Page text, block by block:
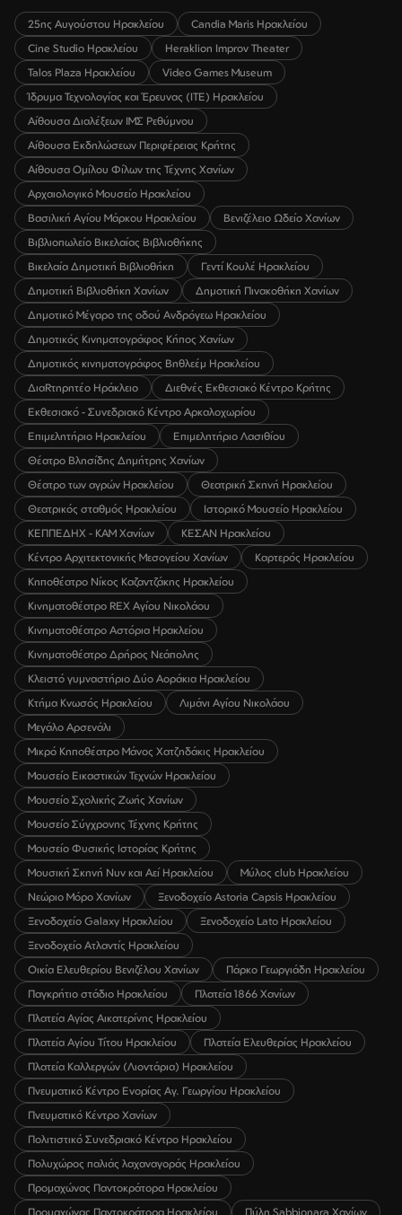
25ης Αυγούστου Ηρακλείου
Candia Maris Ηρακλείου
Cine Studio Ηρακλείου
Heraklion Improv Theater
Talos Plaza Ηρακλείου
Video Games Museum
Ίδρυμα Τεχνολογίας και Έρευνας (ΙΤΕ) Ηρακλείου
Αίθουσα Διαλέξεων ΙΜΣ Ρεθύμνου
Αίθουσα Εκδηλώσεων Περιφέρειας Κρήτης
Αίθουσα Ομίλου Φίλων της Τέχνης Χανίων
Αρχαιολογικό Μουσείο Ηρακλείου
Βασιλική Αγίου Μάρκου Ηρακλείου
Βενιζέλειο Ωδείο Χανίων
Βιβλιοπωλείο Βικελαίας Βιβλιοθήκης
Βικελαία Δημοτική Βιβλιοθήκη
Γεντί Κουλέ Ηρακλείου
Δημοτική Βιβλιοθήκη Χανίων
Δημοτική Πινακοθήκη Χανίων
Δημοτικό Μέγαρο της οδού Ανδρόγεω Ηρακλείου
Δημοτικός Κινηματογράφος Κήπος Χανίων
Δημοτικός κινηματογράφος Βηθλεέμ Ηρακλείου
ΔιαRτηρητέο Ηράκλειο
Διεθνές Εκθεσιακό Κέντρο Κρήτης
Εκθεσιακό - Συνεδριακό Κέντρο Αρκαλοχωρίου
Επιμελητήριο Ηρακλείου
Επιμελητήριο Λασιθίου
Θέατρο Βλησίδης Δημήτρης Χανίων
Θέατρο των αγρών Ηρακλείου
Θεατρική Σκηνή Ηρακλείου
Θεατρικός σταθμός Ηρακλείου
Ιστορικό Μουσείο Ηρακλείου
ΚΕΠΠΕΔΗΧ - ΚΑΜ Χανίων
ΚΕΣΑΝ Ηρακλείου
Κέντρο Αρχιτεκτονικής Μεσογείου Χανίων
Καρτερός Ηρακλείου
Κηποθέατρο Νίκος Καζαντζάκης Ηρακλείου
Κινηματοθέατρο REX Αγίου Νικολάου
Κινηματοθέατρο Αστόρια Ηρακλείου
Κινηματοθέατρο Δρήρος Νεάπολης
Κλειστό γυμναστήριο Δύο Αοράκια Ηρακλείου
Κτήμα Κνωσός Ηρακλείου
Λιμάνι Αγίου Νικολάου
Μεγάλο Αρσενάλι
Μικρό Κηποθέατρο Μάνος Χατζηδάκις Ηρακλείου
Μουσείο Εικαστικών Τεχνών Ηρακλείου
Μουσείο Σχολικής Ζωής Χανίων
Μουσείο Σύγχρονης Τέχνης Κρήτης
Μουσείο Φυσικής Ιστορίας Κρήτης
Μουσική Σκηνή Νυν και Αεί Ηρακλείου
Μύλος club Ηρακλείου
Νεώριο Μόρο Χανίων
Ξενοδοχείο Astoria Capsis Ηρακλείου
Ξενοδοχείο Galaxy Ηρακλείου
Ξενοδοχείο Lato Ηρακλείου
Ξενοδοχείο Ατλαντίς Ηρακλείου
Οικία Ελευθερίου Βενιζέλου Χανίων
Πάρκο Γεωργιάδη Ηρακλείου
Παγκρήτιο στάδιο Ηρακλείου
Πλατεία 1866 Χανίων
Πλατεία Αγίας Αικατερίνης Ηρακλείου
Πλατεία Αγίου Τίτου Ηρακλείου
Πλατεία Ελευθερίας Ηρακλείου
Πλατεία Καλλεργών (Λιοντάρια) Ηρακλείου
Πνευματικό Κέντρο Ενορίας Αγ. Γεωργίου Ηρακλείου
Πνευματικό Κέντρο Χανίων
Πολιτιστικό Συνεδριακό Κέντρο Ηρακλείου
Πολυχώρος παλιάς λαχαναγοράς Ηρακλείου
Προμαχώνας Παντοκράτορα Ηρακλείου
Προμαχώνας Παντοκράτορα Ηρακλείου
Πύλη Sabbionara Χανίων